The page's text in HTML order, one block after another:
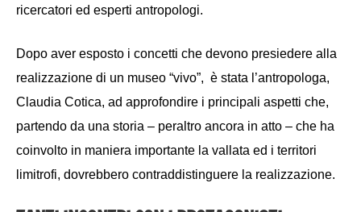
ricercatori ed esperti antropologi.
Dopo aver esposto i concetti che devono presiedere alla
realizzazione di un museo “vivo”, è stata l’antropologa,
Claudia Cotica, ad approfondire i principali aspetti che,
partendo da una storia – peraltro ancora in atto – che ha
coinvolto in maniera importante la vallata ed i territori
limitrofi, dovrebbero contraddistinguere la realizzazione.